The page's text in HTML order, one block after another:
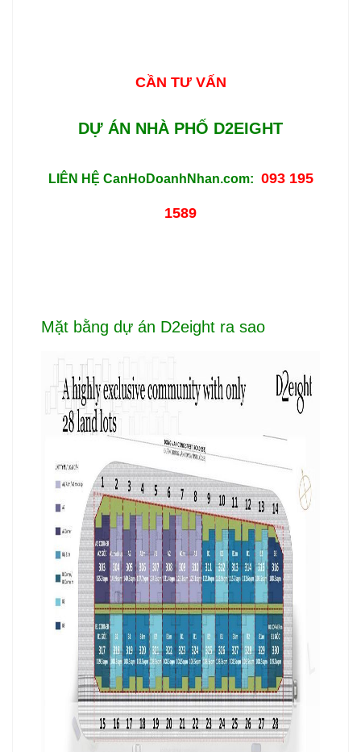
CẦN TƯ VẤN
DỰ ÁN NHÀ PHỐ D2EIGHT
LIÊN HỆ CanHoDoanhNhan.com: 093 195
1589
Mặt bằng dự án D2eight ra sao